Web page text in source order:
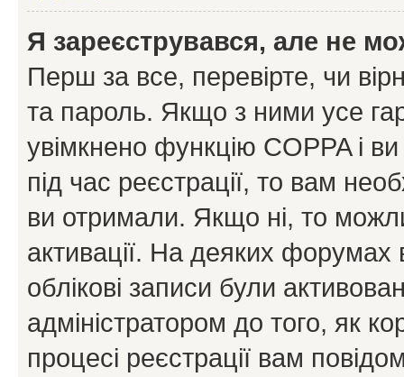
Я зареєструвався, але не
Перш за все, перевірте, чи
та пароль. Якщо з ними усе
увімкнено функцію COPPA і
під час реєстрації, то вам
ви отримали. Якщо ні, то
активації. На деяких форумах
облікові записи були
адміністратором до того, як
процесі реєстрації вам